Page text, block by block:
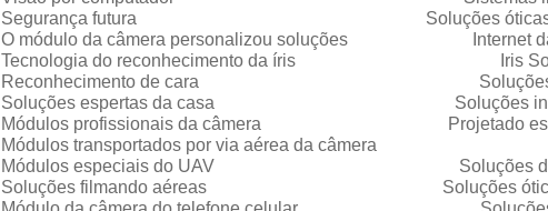
Segurança futura Soluções óticas da
O módulo da câmera personalizou soluções Internet da
Tecnologia do reconhecimento da íris Iris
Reconhecimento de cara Soluções da
Soluções espertas da casa Soluções
Módulos profissionais da câmera Projetado
Módulos transportados por via aérea da câmera
Módulos especiais do UAV Soluções do
Soluções filmando aéreas Soluções óticas